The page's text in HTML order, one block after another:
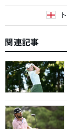
関連記事